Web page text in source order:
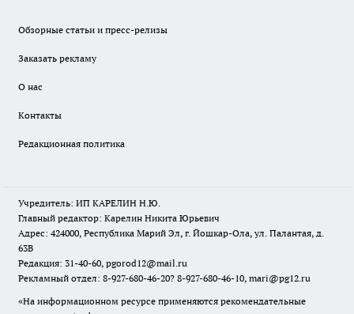
Обзорные статьи и пресс-релизы
Заказать рекламу
О нас
Контакты
Редакционная политика
Учредитель: ИП КАРЕЛИН Н.Ю.
Главный редактор: Карелин Никита Юрьевич
Адрес: 424000, Республика Марий Эл, г. Йошкар-Ола, ул. Палантая, д.
63В
Редакция: 31-40-60, pgorod12@mail.ru
Рекламный отдел: 8-927-680-46-20? 8-927-680-46-10, mari@pg12.ru
«На информационном ресурсе применяются рекомендательные